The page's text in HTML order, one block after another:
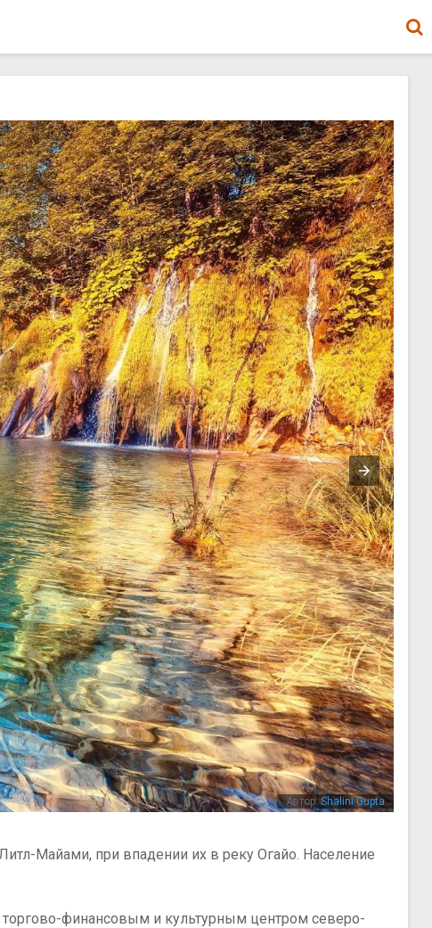
Автор:Shalini Gupta
Майами, при впадении их в реку Огайо. Население
финансовым и культурным центром северо-